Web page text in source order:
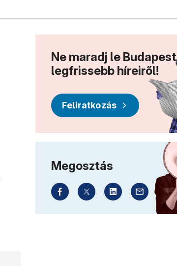
Ne maradj le Budapest
legfrissebb híreiről!
Feliratkozás
Megosztás